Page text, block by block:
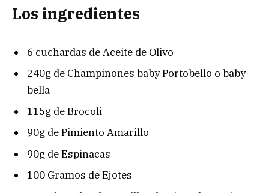
Los ingredientes
6 cuchardas de Aceite de Olivo
240g de Champiñones baby Portobello o baby
bella
115g de Brocoli
90g de Pimiento Amarillo
90g de Espinacas
100 Gramos de Ejotes